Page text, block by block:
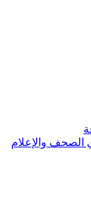
الصحف والإعلام